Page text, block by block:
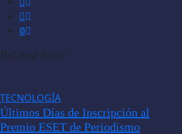
Related Story
TECNOLOGÍA
Últimos Días de Inscripción al
Premio ESET de Periodismo